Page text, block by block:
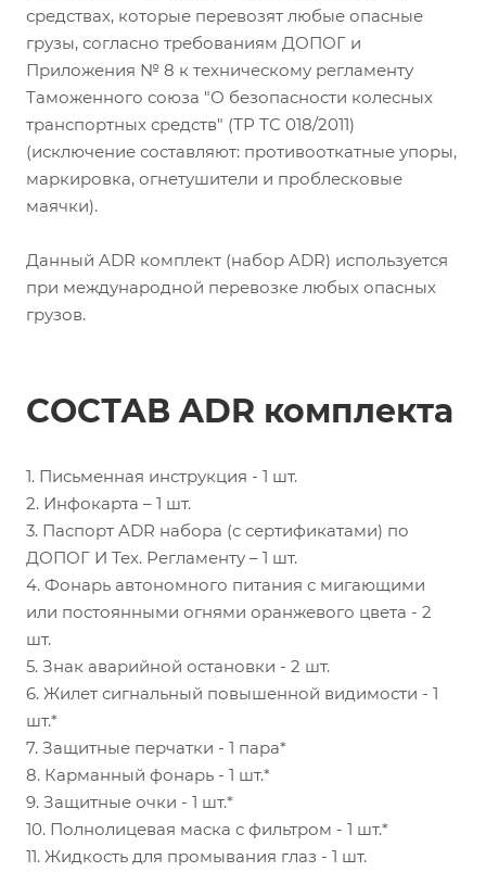
средствах, которые перевозят любые опасные
грузы, согласно требованиям ДОПОГ и
Приложения № 8 к техническому регламенту
Таможенного союза "О безопасности колесных
транспортных средств" (ТР ТС 018/2011)
(исключение составляют: противооткатные упоры,
маркировка, огнетушители и проблесковые
маячки).
Данный ADR комплект (набор ADR) используется
при международной перевозке любых опасных
грузов.
СОСТАВ ADR комплекта
1. Письменная инструкция - 1 шт.
2. Инфокарта – 1 шт.
3. Паспорт ADR набора (с сертификатами) по
ДОПОГ И Тех. Регламенту – 1 шт.
4. Фонарь автономного питания с мигающими
или постоянными огнями оранжевого цвета - 2
шт.
5. Знак аварийной остановки - 2 шт.
6. Жилет сигнальный повышенной видимости - 1
шт.*
7. Защитные перчатки - 1 пара*
8. Карманный фонарь - 1 шт.*
9. Защитные очки - 1 шт.*
10. Полнолицевая маска с фильтром - 1 шт.*
11. Жидкость для промывания глаз - 1 шт.